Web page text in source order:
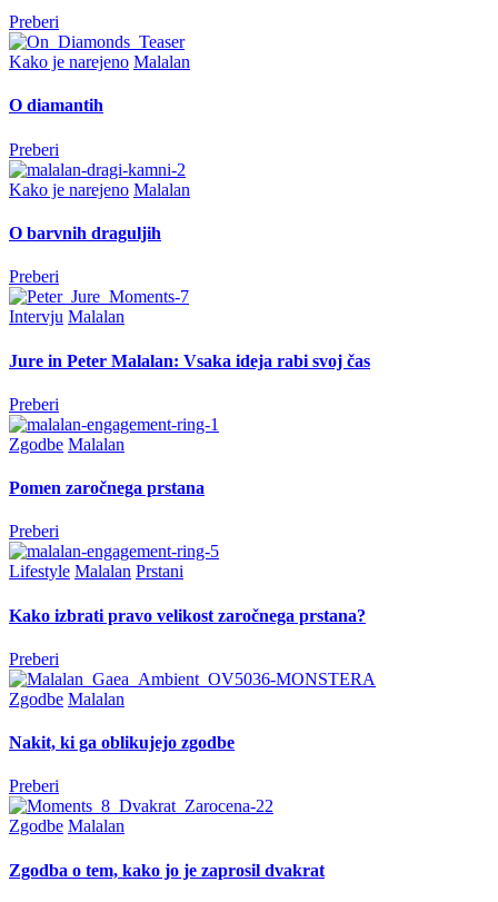
Preberi
Kako je narejeno Malalan
O diamantih
Preberi
Kako je narejeno Malalan
O barvnih draguljih
Preberi
Intervju Malalan
Jure in Peter Malalan: Vsaka ideja rabi svoj čas
Preberi
Zgodbe Malalan
Pomen zaročnega prstana
Preberi
Lifestyle Malalan Prstani
Kako izbrati pravo velikost zaročnega prstana?
Preberi
Zgodbe Malalan
Nakit, ki ga oblikujejo zgodbe
Preberi
Zgodbe Malalan
Zgodba o tem, kako jo je zaprosil dvakrat